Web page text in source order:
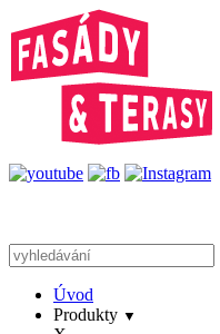
Úvod
Produkty ▼